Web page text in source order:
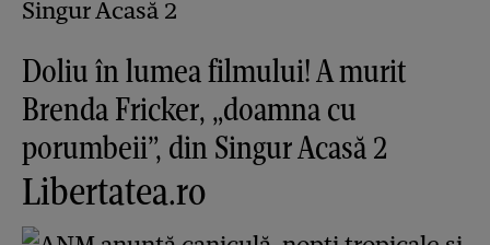
Doliu în lumea filmului! A murit
Brenda Fricker, „doamna cu
porumbeii”, din Singur Acasă 2
Libertatea.ro